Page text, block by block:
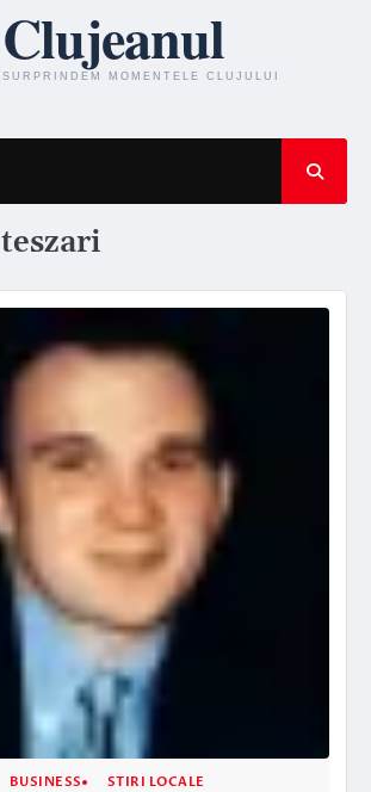
teszari
BUSINESS STIRI LOCALE